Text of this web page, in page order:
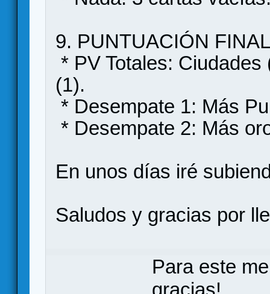
9. PUNTUACIÓN FINAL
* PV Totales:
(1).
* Desempate 1: Más
* Desempate 2: Más
En unos días iré
Saludos y gracias por
Para este
gracias!